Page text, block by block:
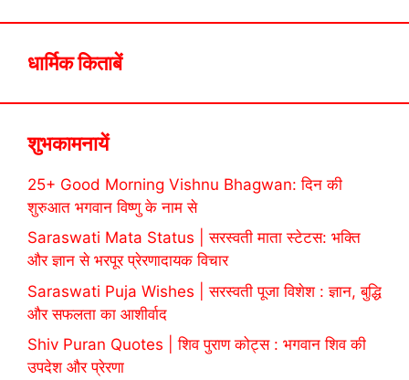
धार्मिक किताबें
शुभकामनायें
25+ Good Morning Vishnu Bhagwan: दिन की
शुरुआत भगवान विष्णु के नाम से
Saraswati Mata Status | सरस्वती माता स्टेटस: भक्ति
और ज्ञान से भरपूर प्रेरणादायक विचार
Saraswati Puja Wishes | सरस्वती पूजा विशेश : ज्ञान, बुद्धि
और सफलता का आशीर्वाद
Shiv Puran Quotes | शिव पुराण कोट्स : भगवान शिव की
उपदेश और प्रेरणा